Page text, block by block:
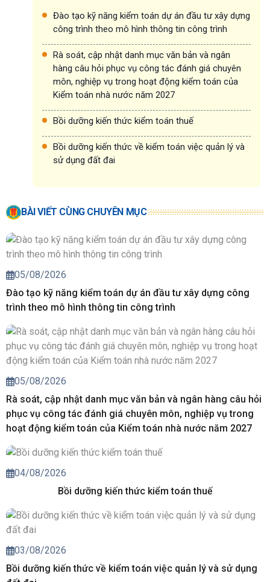
Đào tạo kỹ năng kiểm toán dự án đầu tư xây dựng
công trình theo mô hình thông tin công trình
Rà soát, cập nhật danh mục văn bản và ngân
hàng câu hỏi phục vụ công tác đánh giá chuyên
môn, nghiệp vụ trong hoạt động kiểm toán của
Kiểm toán nhà nước năm 2027
Bồi dưỡng kiến thức kiểm toán thuế
Bồi dưỡng kiến thức về kiểm toán việc quản lý và
sử dụng đất đai
BÀI VIẾT CÙNG CHUYÊN MỤC
05/08/2026
Đào tạo kỹ năng kiểm toán dự án đầu tư xây dựng công
trình theo mô hình thông tin công trình
05/08/2026
Rà soát, cập nhật danh mục văn bản và ngân hàng câu hỏi
phục vụ công tác đánh giá chuyên môn, nghiệp vụ trong
hoạt động kiểm toán của Kiểm toán nhà nước năm 2027
04/08/2026
Bồi dưỡng kiến thức kiểm toán thuế
03/08/2026
Bồi dưỡng kiến thức về kiểm toán việc quản lý và sử dụng